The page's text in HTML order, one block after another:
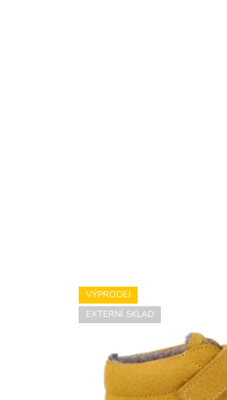
VÝPRODEJ
EXTERNÍ SKLAD